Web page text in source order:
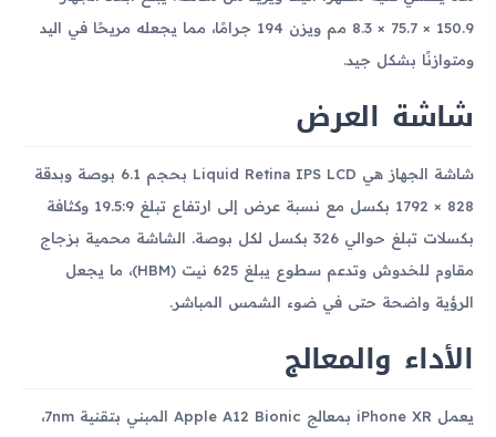
150.9 × 75.7 × 8.3 مم ويزن 194 جرامًا، مما يجعله مريحًا في اليد
ومتوازنًا بشكل جيد.
شاشة العرض
شاشة الجهاز هي Liquid Retina IPS LCD بحجم 6.1 بوصة وبدقة
828 × 1792 بكسل مع نسبة عرض إلى ارتفاع تبلغ 19.5:9 وكثافة
بكسلات تبلغ حوالي 326 بكسل لكل بوصة. الشاشة محمية بزجاج
مقاوم للخدوش وتدعم سطوع يبلغ 625 نيت (HBM)، ما يجعل
الرؤية واضحة حتى في ضوء الشمس المباشر.
الأداء والمعالج
يعمل iPhone XR بمعالج Apple A12 Bionic المبني بتقنية 7nm،